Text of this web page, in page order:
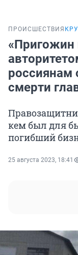
ПРОИСШЕСТВИЯ
россиянам
смерти
кем был для
погибший
25 августа 2023, 18:41